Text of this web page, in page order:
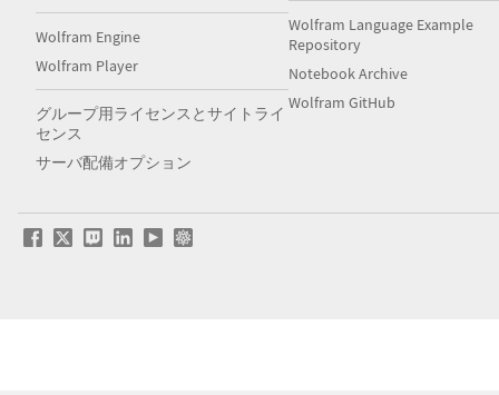
Wolfram Engine
Wolfram Player
グループ用ライセンスとサイトライ
センス
サーバ配備オプション
Wolfram Language Example
Repository
Notebook Archive
Wolfram GitHub